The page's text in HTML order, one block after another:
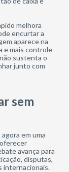
melhora
encurtar a
aparece na
e mais controle
sustenta o
junto com
sem
em uma
avança para
disputas,
internacionais.